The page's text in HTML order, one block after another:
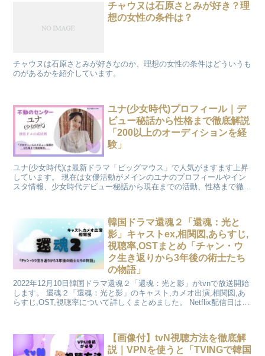
チャウヌは石原さとみが好き？理
想の女性の条件は？
チャウヌは石原さとみが好きなのか、理想の女性の条件はどういうも
のがあるかを紹介しています。
ユナ(少女時代)プロフィール｜デ
ビュー秘話から性格まで徹底解説
「200以上のオーディションを経
験」
ユナ(少女時代)は最新ドラマ「ビッグマウス」で人気がますます上昇
しています。 現在は女優活動がメインのユナのプロフィールやイン
スタ情報、少女時代デビュー秘話から現在までの活動、性格まで徹底
韓国ドラマ還魂２「還魂：光と
影」キャストex,相関図,あらすじ,
視聴率,OSTまとめ「チャン・ウ
ク生き返りから3年後の術士たち
の物語」
2022年12月10日韓国ドラマ還魂２「還魂：光と影」がtvnで放送開始
します。 還魂２「還魂：光と影」のキャスト,カメオ出演,相関図,あ
らすじ,OST,視聴率について詳しくまとめました。 Netflix配信日は
【画像付】tvN視聴方法を徹底解
説｜VPNを使うと「TVINGで韓国